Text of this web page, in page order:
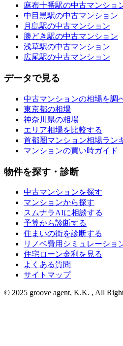
麻布十番駅の中古マンショ
中目黒駅の中古マンション
月島駅の中古マンション
勝どき駅の中古マンション
浅草駅の中古マンション
広尾駅の中古マンション
データで見る
中古マンションの相場を調
東京都の相場
神奈川県の相場
エリア相場を比較する
首都圏マンション相場ラン
マンションの買い時ガイド
物件を探す・診断
中古マンションを探す
マンションから探す
スムナラAIに相談する
予算から診断する
住まいの街を診断する
リノベ費用シミュレーショ
住宅ローン金利を見る
よくある質問
サイトマップ
© 2025 groove agent, K.K. , All